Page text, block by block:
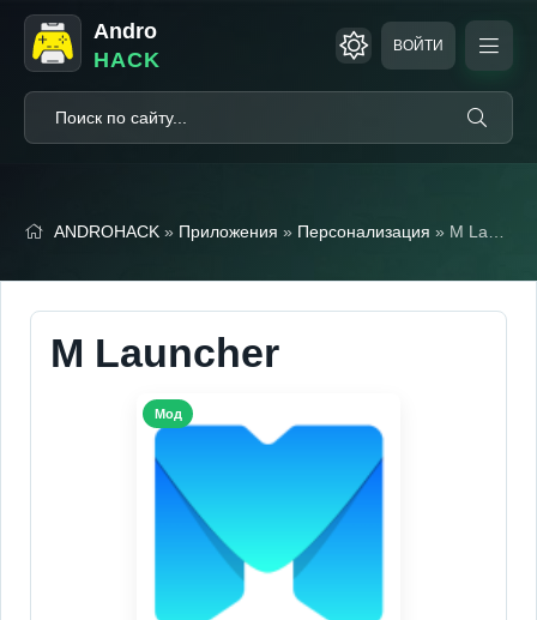
Andro
HACK
ВОЙТИ
ANDROHACK » Приложения » Персонализация » M Launcher (Мод, Premium Unlocked)
M Launcher
Мод